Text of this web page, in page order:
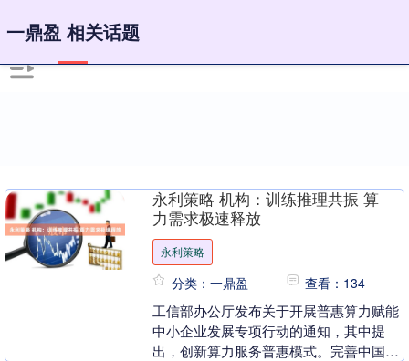
一鼎盈 相关话题
永利策略 机构：训练推理共振 算
力需求极速释放
永利策略
分类：一鼎盈 查看：134
工信部办公厅发布关于开展普惠算力赋能
中小企业发展专项行动的通知，其中提
出，创新算力服务普惠模式。完善中国算